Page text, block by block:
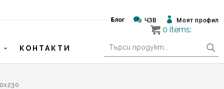
Блог  ЧЗВ  Моят профил
КОНТАКТИ
за:
0 items: